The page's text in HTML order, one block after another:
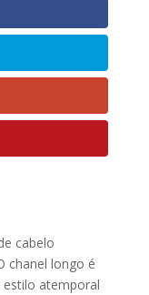
cabelo
chanel longo é
estilo atemporal